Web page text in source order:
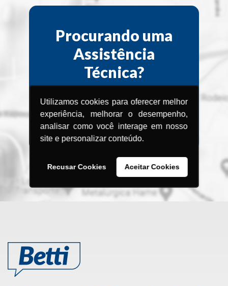
Utilizamos cookies para oferecer melhor
experiência, melhorar o desempenho,
analisar como você interage em nosso
site e personalizar conteúdo.
Recusar Cookies Aceitar Cookies
Procurando uma
Assistência
Técnica?
Encontre a Assistência Técnica
Menegotti
mais próxima de você.